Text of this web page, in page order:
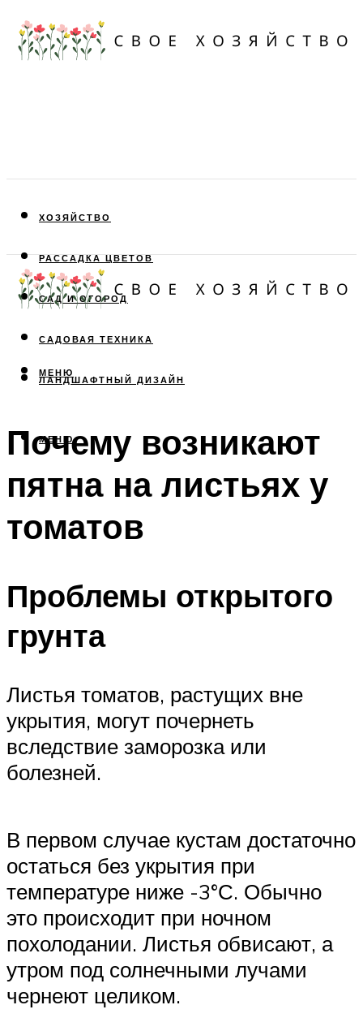
ХОЗЯЙСТВО
РАССАДКА ЦВЕТОВ
САД И ОГОРОД
САДОВАЯ ТЕХНИКА
ЛАНДШАФТНЫЙ ДИЗАЙН
МЕНЮ
МЕНЮ
Почему возникают
пятна на листьях у
томатов
Проблемы открытого
грунта
Листья томатов, растущих вне
укрытия, могут почернеть
вследствие заморозка или
болезней.
В первом случае кустам достаточно
остаться без укрытия при
температуре ниже -3°С. Обычно
это происходит при ночном
похолодании. Листья обвисают, а
утром под солнечными лучами
чернеют целиком.